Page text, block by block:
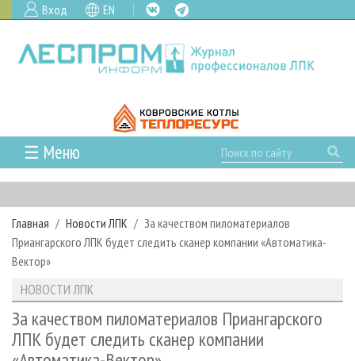
Вход EN
☰ Меню
ГЛАВНАЯ
РУБРИКИ И ТЕМЫ
РУБРИКИ ЖУРНАЛА
ЛЕСНОЕ ХОЗЯЙСТВО
ЛЕСОЗАГОТОВКА
ЛЕСОПИЛЕНИЕ
ДЕРЕВООБРАБОТКА
НОВОСТИ
КАЛЕНДАРЬ СОБЫТИЙ
НОВОСТИ ЛПК
НОВОСТИ ЖУРНАЛА
НОВОСТИ КОМПАНИЙ
ПРОЕКТЫ ЛПИ
АНАЛИТИКА
ПРЕДПРИЯТИЯ ЛПК
ЛЕСНЫЕ РЕГИОНЫ РОССИИ
АРХИВ
АРХИВ ЖУРНАЛОВ
СТАТЬИ
О ЖУРНАЛЕ
ПОДПИСКА
РЕКЛАМОДАТЕЛЯМ
Главная Новости ЛПК
За качеством пиломатериалов
Приангарского ЛПК будет следить сканер компании «Автоматика-
Вектор»
НОВОСТИ ЛПК
За качеством пиломатериалов Приангарского
ЛПК будет следить сканер компании